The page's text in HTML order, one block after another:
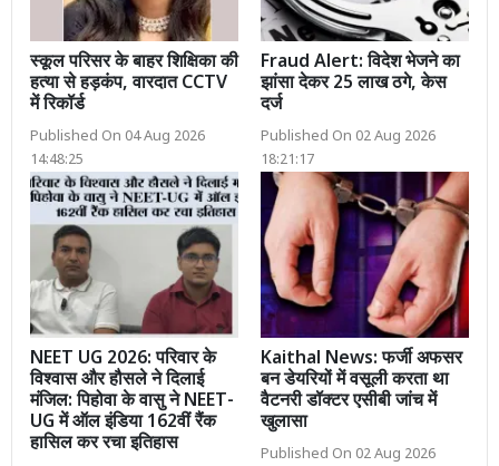
स्कूल परिसर के बाहर शिक्षिका की
हत्या से हड़कंप, वारदात CCTV
में रिकॉर्ड
Published On 04 Aug 2026
14:48:25
Fraud Alert: विदेश भेजने का
झांसा देकर 25 लाख ठगे, केस
दर्ज
Published On 02 Aug 2026
18:21:17
NEET UG 2026: परिवार के
विश्वास और हौसले ने दिलाई
मंजिल: पिहोवा के वासु ने NEET-
UG में ऑल इंडिया 162वीं रैंक
हासिल कर रचा इतिहास
Kaithal News: फर्जी अफसर
बन डेयरियों में वसूली करता था
वैटनरी डॉक्टर एसीबी जांच में
खुलासा
Published On 02 Aug 2026